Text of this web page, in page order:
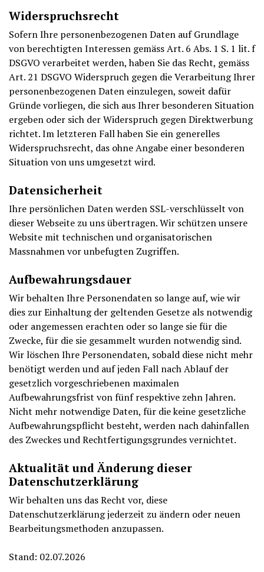
Widerspruchsrecht
Sofern Ihre personenbezogenen Daten auf Grundlage
von berechtigten Interessen gemäss Art. 6 Abs. 1 S. 1 lit. f
DSGVO verarbeitet werden, haben Sie das Recht, gemäss
Art. 21 DSGVO Widerspruch gegen die Verarbeitung Ihrer
personenbezogenen Daten einzulegen, soweit dafür
Gründe vorliegen, die sich aus Ihrer besonderen Situation
ergeben oder sich der Widerspruch gegen Direktwerbung
richtet. Im letzteren Fall haben Sie ein generelles
Widerspruchsrecht, das ohne Angabe einer besonderen
Situation von uns umgesetzt wird.
Datensicherheit
Ihre persönlichen Daten werden SSL-verschlüsselt von
dieser Webseite zu uns übertragen. Wir schützen unsere
Website mit technischen und organisatorischen
Massnahmen vor unbefugten Zugriffen.
Aufbewahrungsdauer
Wir behalten Ihre Personendaten so lange auf, wie wir
dies zur Einhaltung der geltenden Gesetze als notwendig
oder angemessen erachten oder so lange sie für die
Zwecke, für die sie gesammelt wurden notwendig sind.
Wir löschen Ihre Personendaten, sobald diese nicht mehr
benötigt werden und auf jeden Fall nach Ablauf der
gesetzlich vorgeschriebenen maximalen
Aufbewahrungsfrist von fünf respektive zehn Jahren.
Nicht mehr notwendige Daten, für die keine gesetzliche
Aufbewahrungspflicht besteht, werden nach dahinfallen
des Zweckes und Rechtfertigungsgrundes vernichtet.
Aktualität und Änderung dieser
Datenschutzerklärung
Wir behalten uns das Recht vor, diese
Datenschutzerklärung jederzeit zu ändern oder neuen
Bearbeitungsmethoden anzupassen.
Stand: 02.07.2026